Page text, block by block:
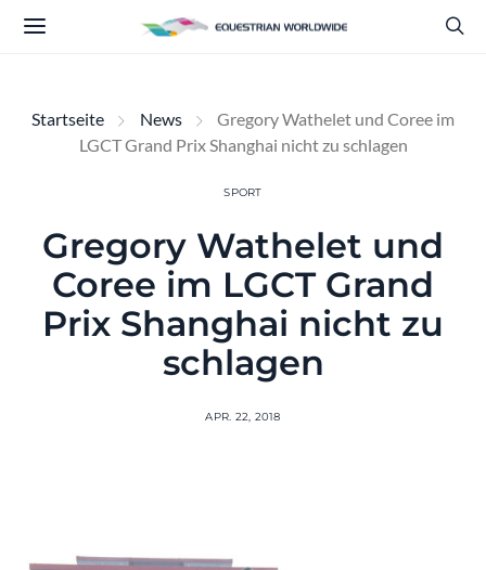
Startseite News
Gregory Wathelet und Coree im
LGCT Grand Prix Shanghai nicht zu schlagen
SPORT
Gregory Wathelet und
Coree im LGCT Grand
Prix Shanghai nicht zu
schlagen
APR. 22, 2018